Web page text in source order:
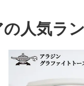
人気ラ